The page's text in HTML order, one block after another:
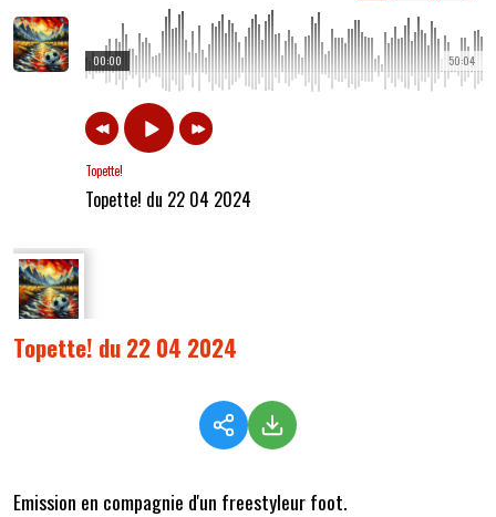
50:04
00:00
Topette!
Topette! du 22 04 2024
Topette! du 22 04 2024
Emission en compagnie d'un freestyleur foot.